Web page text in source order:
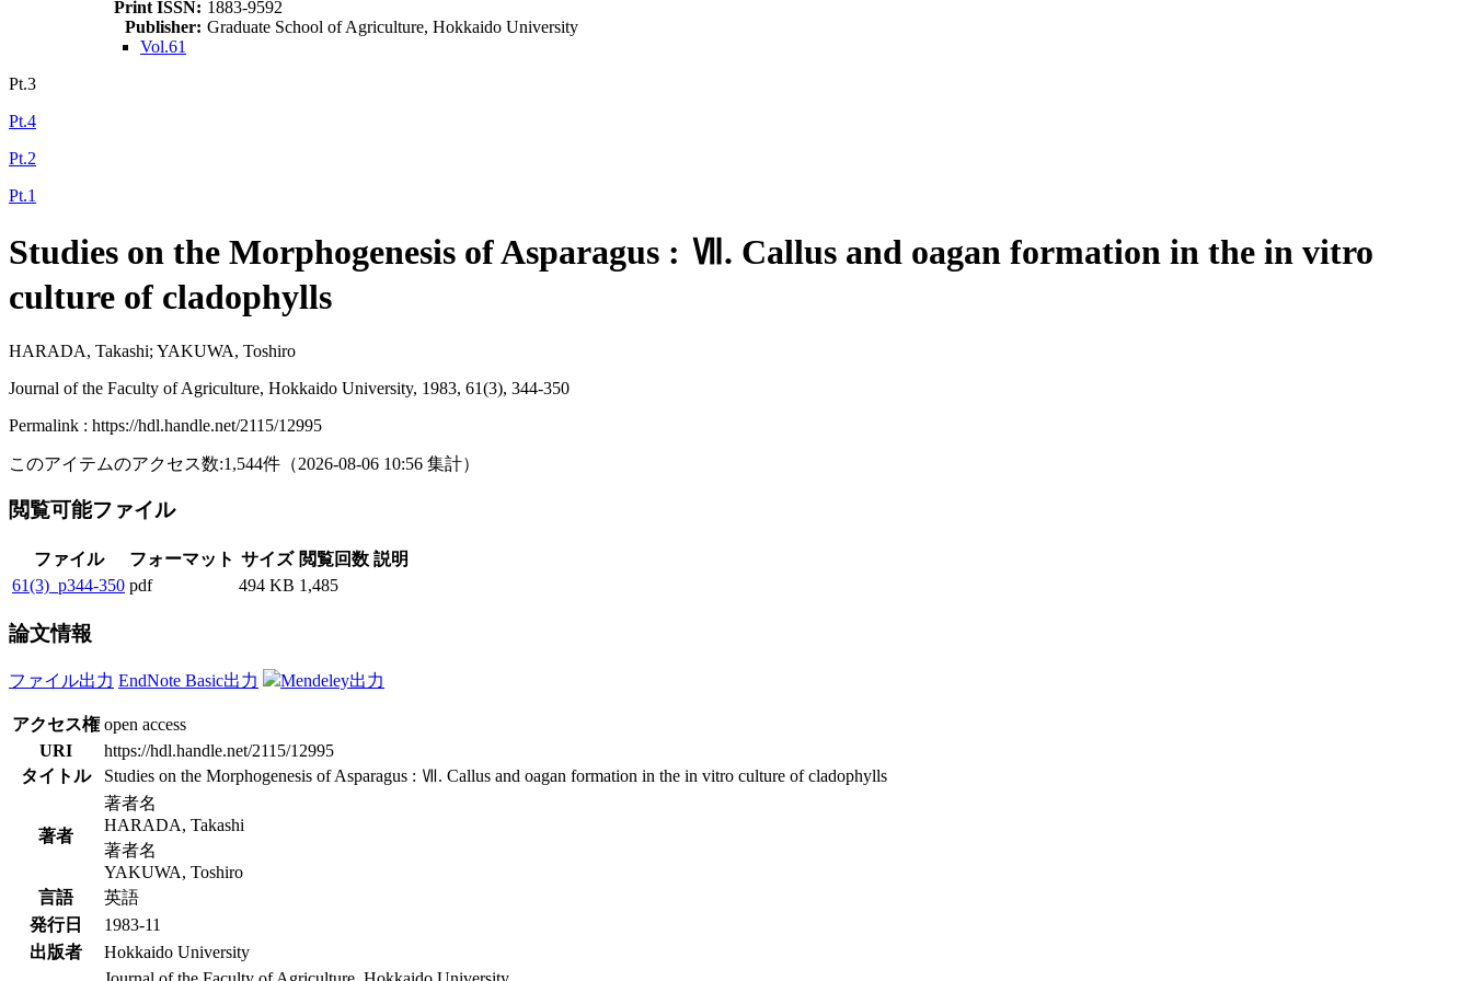
Print ISSN: 1883-9592
Publisher: Graduate School of Agriculture, Hokkaido University
Vol.61
Pt.3
Pt.4
Pt.2
Pt.1
Studies on the Morphogenesis of Asparagus : Ⅶ. Callus and oagan formation in the in vitro
culture of cladophylls
HARADA, Takashi; YAKUWA, Toshiro
Journal of the Faculty of Agriculture, Hokkaido University, 1983, 61(3), 344-350
Permalink : https://hdl.handle.net/2115/12995
このアイテムのアクセス数:1,544件 （2026-08-06 10:56 集計）
閲覧可能ファイル
ファイル フォーマット サイズ 閲覧回数 説明
61(3)_p344-350 pdf 494 KB 1,485
論文情報
ファイル出力 EndNote Basic出力 Mendeley出力
アクセス権 open access
URI
https://hdl.handle.net/2115/12995
タイトル
Studies on the Morphogenesis of Asparagus : Ⅶ. Callus and oagan formation in the in vitro culture of cladophylls
著者
著者名
HARADA, Takashi
著者名
YAKUWA, Toshiro
言語
英語
発行日
1983-11
出版者
Hokkaido University